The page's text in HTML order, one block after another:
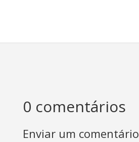
0 comentários
Enviar um comentário